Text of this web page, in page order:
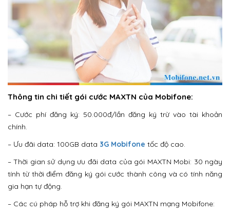
Thông tin chi tiết gói cước MAXTN của Mobifone:
– Cước phí đăng ký: 50.000đ/lần đăng ký trừ vào tài khoản
chính.
– Ưu đãi data: 100GB data 3G Mobifone tốc độ cao.
– Thời gian sử dụng ưu đãi data của gói MAXTN Mobi: 30 ngày
tính từ thời điểm đăng ký gói cước thành công và có tính năng
gia hạn tự động.
– Các cú pháp hỗ trợ khi đăng ký gói MAXTN mạng Mobifone: